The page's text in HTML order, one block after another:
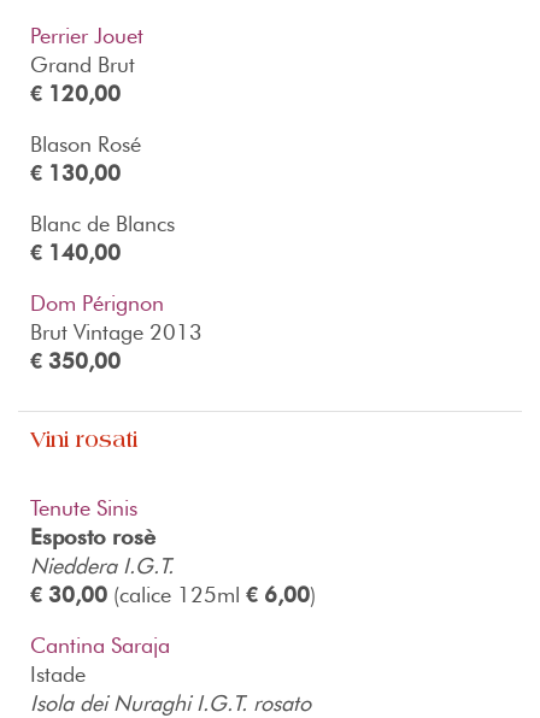
Perrier Jouet
Grand Brut
€ 120,00
Blason Rosé
€ 130,00
Blanc de Blancs
€ 140,00
Dom Pérignon
Brut Vintage 2013
€ 350,00
Vini rosati
Tenute Sinis
Esposto rosè
Nieddera I.G.T.
€ 30,00 (calice 125ml € 6,00)
Cantina Saraja
Istade
Isola dei Nuraghi I.G.T. rosato